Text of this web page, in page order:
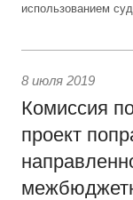
использованием
8 июля 2019
Комиссия
проект